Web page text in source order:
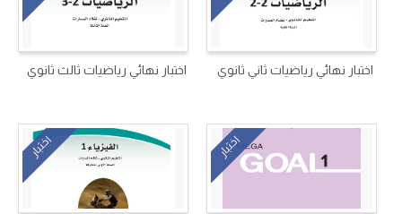
اختبار نهائي رياضيات ثاني ثانوي اختبار نهائي رياضيات ثالث ثانوي
اختبار اختبار